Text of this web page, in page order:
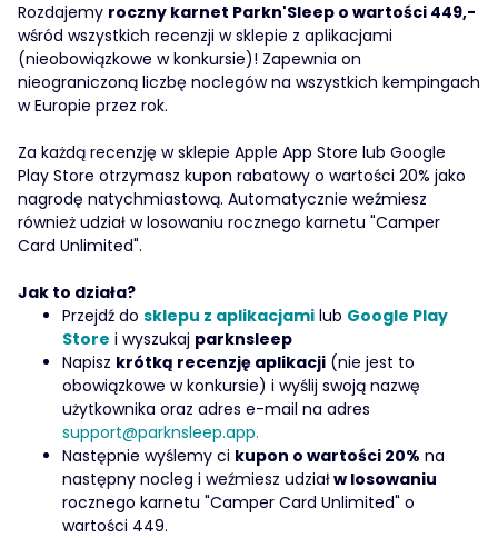
Rozdajemy roczny karnet Parkn'Sleep o wartości 449,-
wśród wszystkich recenzji w sklepie z aplikacjami
(nieobowiązkowe w konkursie)! Zapewnia on
nieograniczoną liczbę noclegów na wszystkich kempingach
w Europie przez rok.
Za każdą recenzję w sklepie Apple App Store lub Google
Play Store otrzymasz kupon rabatowy o wartości 20% jako
nagrodę natychmiastową. Automatycznie weźmiesz
również udział w losowaniu rocznego karnetu "Camper
Card Unlimited".
Jak to działa?
Przejdź do sklepu z aplikacjami lub Google Play
Store i wyszukaj parknsleep
Napisz krótką recenzję aplikacji (nie jest to
obowiązkowe w konkursie) i wyślij swoją nazwę
użytkownika oraz adres e-mail na adres
support@parknsleep.app.
Następnie wyślemy ci kupon o wartości 20% na
następny nocleg i weźmiesz udziałw losowaniu
rocznego karnetu "Camper Card Unlimited" o
wartości 449.